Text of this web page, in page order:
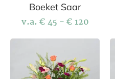
Boeket Saar
v.a.€45 -€ 120